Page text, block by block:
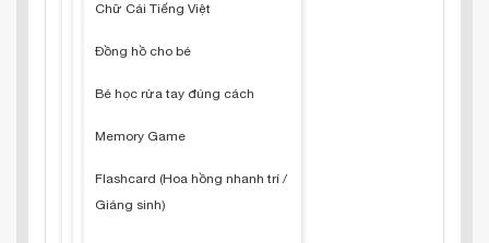
Chữ Cái Tiếng Việt
Đồng hồ cho bé
Bé học rửa tay đúng cách
Memory Game
Flashcard (Hoa hồng nhanh trí /
Giáng sinh)